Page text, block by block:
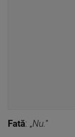
Fată: „Nu.”